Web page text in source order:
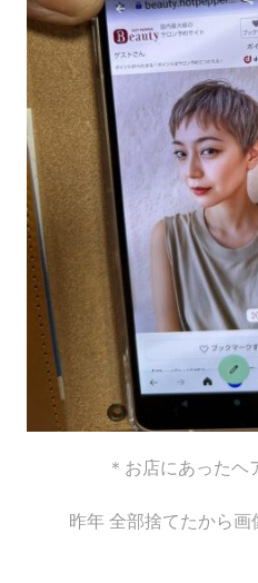
＊お店にあったヘ
昨年 全部捨てたから